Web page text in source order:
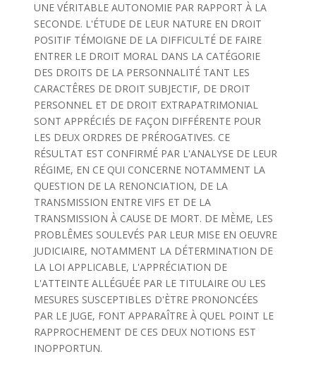
UNE VÉRITABLE AUTONOMIE PAR RAPPORT À LA
SECONDE. L'ÉTUDE DE LEUR NATURE EN DROIT
POSITIF TÉMOIGNE DE LA DIFFICULTÉ DE FAIRE
ENTRER LE DROIT MORAL DANS LA CATÉGORIE
DES DROITS DE LA PERSONNALITÉ TANT LES
CARACTÊRES DE DROIT SUBJECTIF, DE DROIT
PERSONNEL ET DE DROIT EXTRAPATRIMONIAL
SONT APPRÉCIÉS DE FAÇON DIFFÉRENTE POUR
LES DEUX ORDRES DE PRÉROGATIVES. CE
RÉSULTAT EST CONFIRMÉ PAR L'ANALYSE DE LEUR
RÉGIME, EN CE QUI CONCERNE NOTAMMENT LA
QUESTION DE LA RENONCIATION, DE LA
TRANSMISSION ENTRE VIFS ET DE LA
TRANSMISSION À CAUSE DE MORT. DE MÈME, LES
PROBLÊMES SOULEVÉS PAR LEUR MISE EN OEUVRE
JUDICIAIRE, NOTAMMENT LA DÉTERMINATION DE
LA LOI APPLICABLE, L'APPRÉCIATION DE
L'ATTEINTE ALLÉGUÉE PAR LE TITULAIRE OU LES
MESURES SUSCEPTIBLES D'ÈTRE PRONONCÉES
PAR LE JUGE, FONT APPARAÎTRE À QUEL POINT LE
RAPPROCHEMENT DE CES DEUX NOTIONS EST
INOPPORTUN.